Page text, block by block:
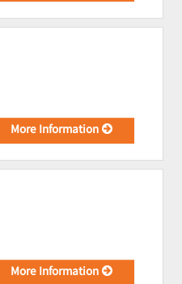
More Information
More Information